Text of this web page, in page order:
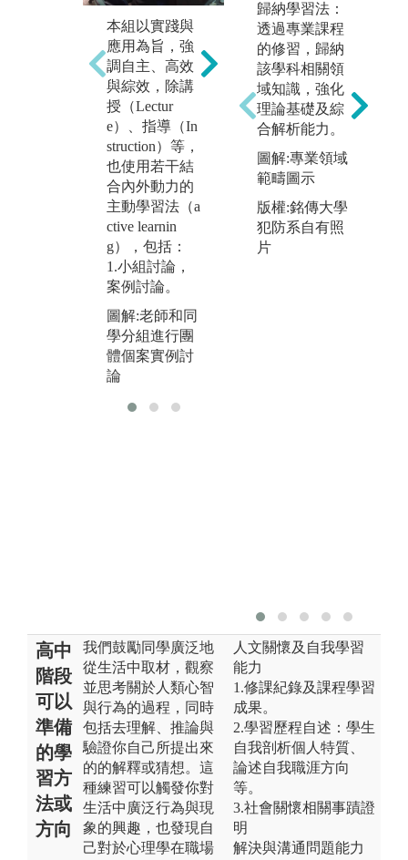
本組以實踐與
應用為旨，強
調自主、高效
與綜效，除講
授（Lectur
e）、指導（In
struction）等，
也使用若干結
合內外動力的
主動學習法（a
ctive learnin
g），包括：
1.小組討論，
案例討論。
圖解:老師和同
學分組進行團
體個案實例討
論
2.以個案研討
與研究（Case
Teaching）為
主的教學。
圖解:廖瑞銘老
師和同學進行
小組教學及個
案討論
歸納學習法：
透過專業課程
的修習，歸納
該學科相關領
域知識，強化
理論基礎及綜
合解析能力。
圖解:專業領域
範疇圖示
版權:銘傳大學
犯防系自有照
片
高中
階段
可以
準備
的學
習方
法或
方向
我們鼓勵同學廣泛地
從生活中取材，觀察
並思考關於人類心智
與行為的過程，同時
包括去理解、推論與
驗證你自己所提出來
的的解釋或猜想。這
種練習可以觸發你對
生活中廣泛行為與現
象的興趣，也發現自
己對於心理學在職場
人文關懷及自我學習
能力
1.修課紀錄及課程學習
成果。
2.學習歷程自述：學生
自我剖析個人特質、
論述自我職涯方向
等。
3.社會關懷相關事蹟證
明
解決與溝通問題能力